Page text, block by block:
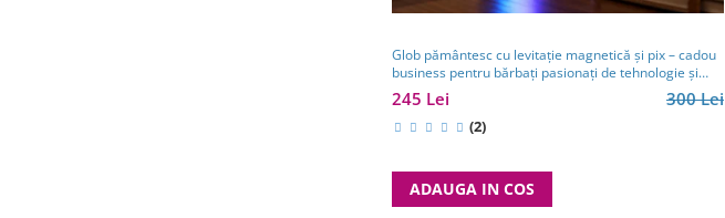
Glob pământesc cu levitație magnetică și pix – cadou
business pentru bărbați pasionați de tehnologie și
călătorii
300 Lei
245 Lei
(2)
ADAUGA IN COS